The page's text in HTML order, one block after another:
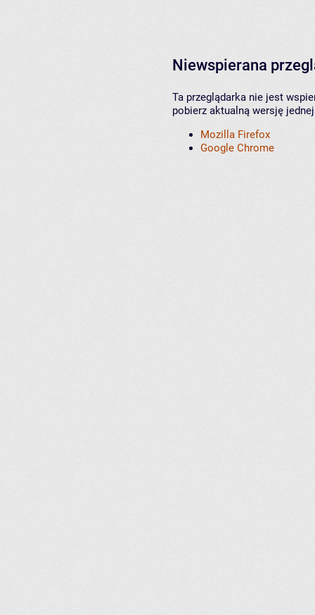
Niewspierana
Ta przeglądarka nie jest
pobierz aktualną wersję
Mozilla Firefox
Google Chrome